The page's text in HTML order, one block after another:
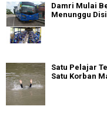
Damri Mulai
Menunggu
Satu Pelajar
Satu Korban